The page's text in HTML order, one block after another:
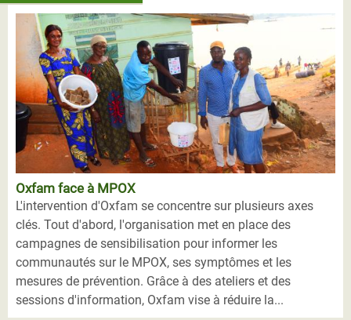
Oxfam face à MPOX
L'intervention d'Oxfam se concentre sur plusieurs axes
clés. Tout d'abord, l'organisation met en place des
campagnes de sensibilisation pour informer les
communautés sur le MPOX, ses symptômes et les
mesures de prévention. Grâce à des ateliers et des
sessions d'information, Oxfam vise à réduire la...